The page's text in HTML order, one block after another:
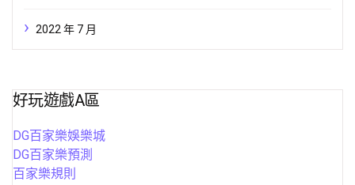
2022 年 7 月
好玩遊戲A區
DG百家樂娛樂城
DG百家樂預測
百家樂規則